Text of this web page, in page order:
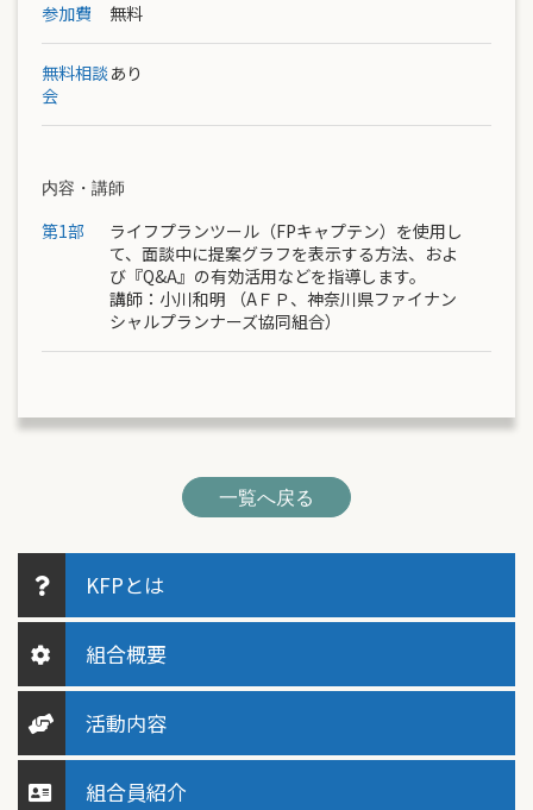
参加費 無料
無料相談
会
あり
内容・講師
第1部
ライフプランツール（FPキャプテン）を使用し
て、面談中に提案グラフを表示する方法、およ
び『Q&A』の有効活用などを指導します。
講師： 小川和明 （AＦＰ、神奈川県ファイナン
シャルプランナーズ協同組合）
一覧へ戻る
KFPとは
組合概要
活動内容
組合員紹介